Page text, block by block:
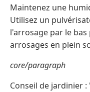
Maintenez une
Utilisez un
l'arrosage par le bas
arrosages en plein
core/paragraph
Conseil de jardinier :